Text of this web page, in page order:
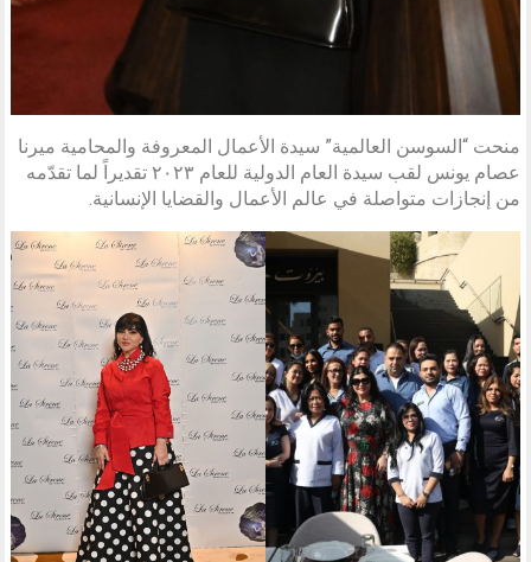
منحت “السوسن العالمية” سيدة الأعمال المعروفة والمحامية ميرنا
عصام يونس لقب سيدة العام الدولية للعام ۲۰۲۳ تقديراً لما تقدّمه
من إنجازات متواصلة في عالم الأعمال والقضايا الإنسانية.